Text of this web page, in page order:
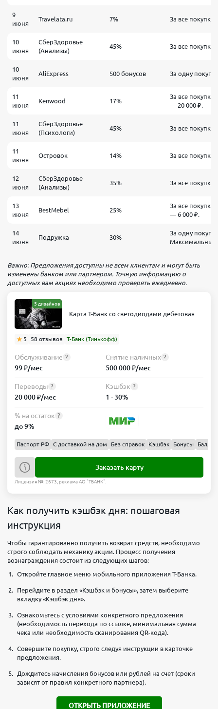
9
июня
Travelata.ru 7% За все покупки.
10
июня
СберЗдоровье
(Анализы)
45% За все покупки.
10
июня
AliExpress 500 бонусов За одну
11
июня
Kenwood 17%
За все
— 20 000 ₽.
11
июня
СберЗдоровье
(Психологи)
45% За все покупки.
11
июня
Островок 14% За все покупки.
12
июня
СберЗдоровье
(Анализы)
35% За все покупки.
13
июня
BestMebel 25%
За все
— 6 000 ₽.
14
июня
Подружка 30%
За одну
Максимальный
Важно: Предложения доступны не всем клиентам и могут быть
изменены банком или партнером. Точную информацию о
доступных вам акциях необходимо проверять ежедневно.
5 дизайнов
Карта Т-Банк со светодиодами дебетовая
5 58 отзывов Т-Банк (Тинькофф)
Обслуживание ?
99 ₽/мес
Снятие наличных ?
500 000 ₽/мес
Переводы ?
20 000 ₽/мес
Кэшбэк ?
1 - 30%
% на остаток ?
до 9%
Паспорт РФ С доставкой на дом Без справок Кэшбэк Бонусы Баллы
Заказать карту
Лицензия №: 2673, реклама АО "ТБАНК".
Как получить кэшбэк дня: пошаговая
инструкция
Чтобы гарантированно получить возврат средств, необходимо
строго соблюдать механику акции. Процесс получения
вознаграждения состоит из следующих шагов:
Откройте главное меню мобильного приложения Т-Банка.
Перейдите в раздел «Кэшбэк и бонусы», затем выберите
вкладку «Кэшбэк дня».
Ознакомьтесь с условиями конкретного предложения
(необходимость перехода по ссылке, минимальная сумма
чека или необходимость сканирования QR-кода).
Совершите покупку, строго следуя инструкции в карточке
предложения.
Дождитесь начисления бонусов или рублей на счет (сроки
зависят от правил конкретного партнера).
ОТКРЫТЬ ПРИЛОЖЕНИЕ